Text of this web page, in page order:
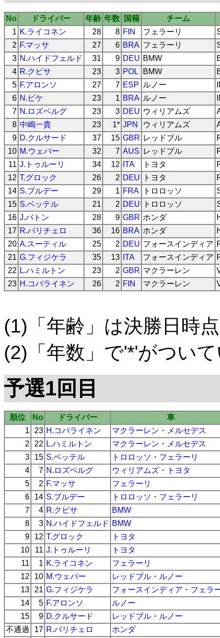
No ドライバー 年齢 年数 国籍
チーム
1 K.ライコネン 28 8 FIN フェラーリ
2 F.マッサ 27 6 BRA フェラーリ
3 N.ハイドフェルド 31 9 DEU BMW
4 R.クビサ 23 3 POL BMW
5 F.アロンソ 27 7 ESP ルノー
6 N.ピケ 23 1 BRA ルノー
7 N.ロズベルグ 23 3 DEU ウィリアムズ
8 中嶋一貴 23 1* JPN ウィリアムズ
9 D.クルサード 37 15 GBR レッドブル
10 M.ウェバー 32 7 AUS レッドブル
11 J.トゥルーリ 34 12 ITA トヨタ
12 T.グロック 26 2 DEU トヨタ
14 S.ブルデー 29 1 FRA トロロッソ
15 S.ベッテル 21 2 DEU トロロッソ
16 J.バトン 28 9 GBR ホンダ
17 R.バリチェロ 36 16 BRA ホンダ
20 A.スーティル 25 2 DEU フォースインディア
21 G.フィジケラ 35 13 ITA フォースインディア
22 L.ハミルトン 23 2 GBR マクラーレン
23 H.コバライネン 26 2 FIN マクラーレン
(1)「年齢」は決勝日時点
(2)「年数」で'*'がつい
予選1回目
順位 No ドライバー
車
1
23 H.コバライネン マクラーレン ・ メルセデス
2
22 L.ハミルトン マクラーレン ・ メルセデス
3
15 S.ベッテル トロロッソ ・ フェラーリ
4
7 N.ロズベルグ ウィリアムズ ・
トヨタ
5
2 F.マッサ
フェラーリ
6
14 S.ブルデー トロロッソ ・ フェラーリ
7
4 R.クビサ
BMW
8
3 N.ハイドフェルド BMW
9
12 T.グロック
トヨタ
10
11 J.トゥルーリ
トヨタ
11
1 K.ライコネン
フェラーリ
12
10 M.ウェバー レッドブル ・ ルノー
13
21 G.フィジケラ フォースインディア ・ フェラ
14
5 F.アロンソ
ルノー
15
9 D.クルサード レッドブル ・ ルノー
不通過
17 R.バリチェロ
ホンダ